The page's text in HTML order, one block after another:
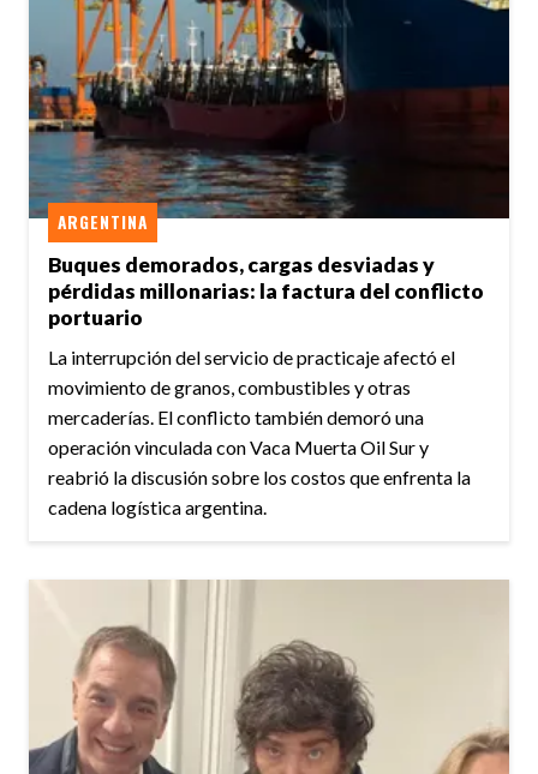
Buques demorados, cargas desviadas y
pérdidas millonarias: la factura del conflicto
portuario
ARGENTINA
La interrupción del servicio de practicaje afectó el
movimiento de granos, combustibles y otras
mercaderías. El conflicto también demoró una
operación vinculada con Vaca Muerta Oil Sur y
reabrió la discusión sobre los costos que enfrenta la
cadena logística argentina.